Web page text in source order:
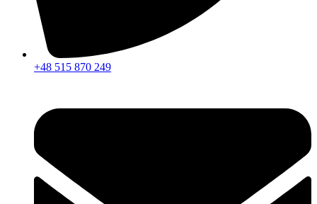
+48 515 870 249